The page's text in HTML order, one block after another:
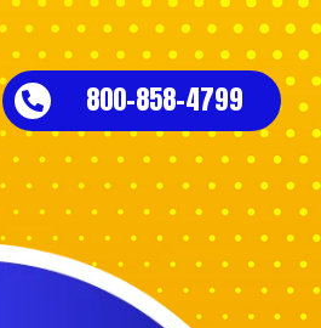
800-858-4799